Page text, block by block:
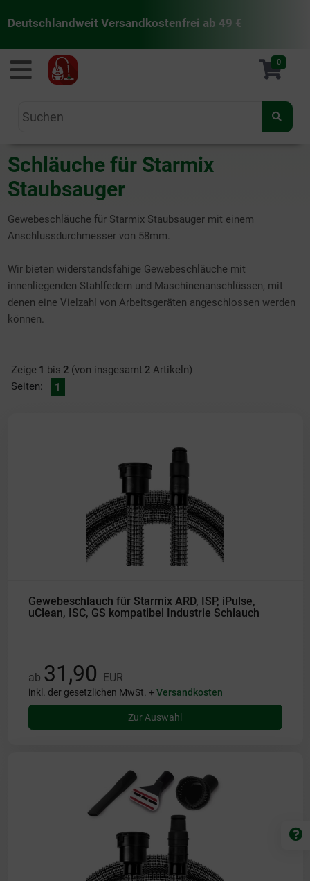
Deutschlandweit Versandkostenfrei ab 49 €
staubsaugermanufaktur 0
Schläuche für Starmix
Staubsauger
Gewebeschläuche für Starmix Staubsauger mit einem
Anschlussdurchmesser von 58mm.
Wir bieten widerstandsfähige Gewebeschläuche mit
innenliegenden Stahlfedern und Maschinenanschlüssen, mit
denen eine Vielzahl von Arbeitsgeräten angeschlossen werden
können.
Zeige 1 bis 2 (von insgesamt 2 Artikeln)
Seiten:
1
Gewebeschlauch für Starmix ARD, ISP, iPulse,
uClean, ISC, GS kompatibel Industrie Schlauch
ab 31,90 EUR
inkl. der gesetzlichen MwSt. +Versandkosten
Zur Auswahl